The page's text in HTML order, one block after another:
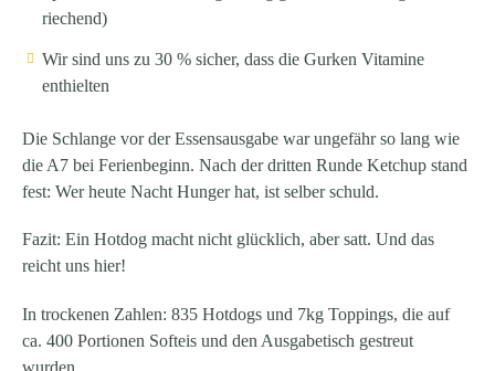
riechend)
Wir sind uns zu 30 % sicher, dass die Gurken Vitamine
enthielten
Die Schlange vor der Essensausgabe war ungefähr so lang wie
die A7 bei Ferienbeginn. Nach der dritten Runde Ketchup stand
fest: Wer heute Nacht Hunger hat, ist selber schuld.
Fazit: Ein Hotdog macht nicht glücklich, aber satt. Und das
reicht uns hier!
In trockenen Zahlen: 835 Hotdogs und 7kg Toppings, die auf
ca. 400 Portionen Softeis und den Ausgabetisch gestreut
wurden.